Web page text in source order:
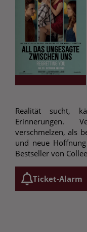
Realität sucht,
Erinnerungen.
verschmelzen, als
und neue
Bestseller von
Ticket-Alarm